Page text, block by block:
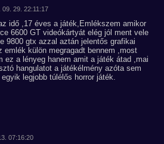
09. 29. 22:11:17
idő ,17 éves a játék,Emlékszem amikor
6600 GT videókártyát elég jól ment vele
9800 gtx azzal aztán jelentős grafikai
emlék külön megragadt bennem ,most
ez a lényeg hanem amit a játék átad ,mai
hangulatot a játékélmény azóta sem
legjobb túlélős horror játék.
07:16:20